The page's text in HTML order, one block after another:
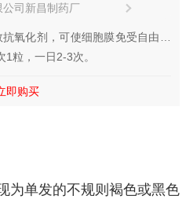
司新昌制药厂
氧化剂，可使细胞膜免受自由基
乳房、眼睛、皮肤及腺体等器官
，可预防流产、不孕症、保养
性贫血
粒，一日2-3次。
即购买
为单发的不规则褐色或黑色